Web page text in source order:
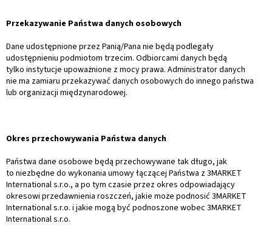
Przekazywanie Państwa danych osobowych
Dane udostępnione przez Panią/Pana nie będą podlegały
udostępnieniu podmiotom trzecim. Odbiorcami danych będą
tylko instytucje upoważnione z mocy prawa. Administrator danych
nie ma zamiaru przekazywać danych osobowych do innego państwa
lub organizacji międzynarodowej.
Okres przechowywania Państwa danych
Państwa dane osobowe będą przechowywane tak długo, jak
to niezbędne do wykonania umowy łączącej Państwa z 3MARKET
International s.r.o., a po tym czasie przez okres odpowiadający
okresowi przedawnienia roszczeń, jakie może podnosić 3MARKET
International s.r.o. i jakie mogą być podnoszone wobec 3MARKET
International s.r.o.